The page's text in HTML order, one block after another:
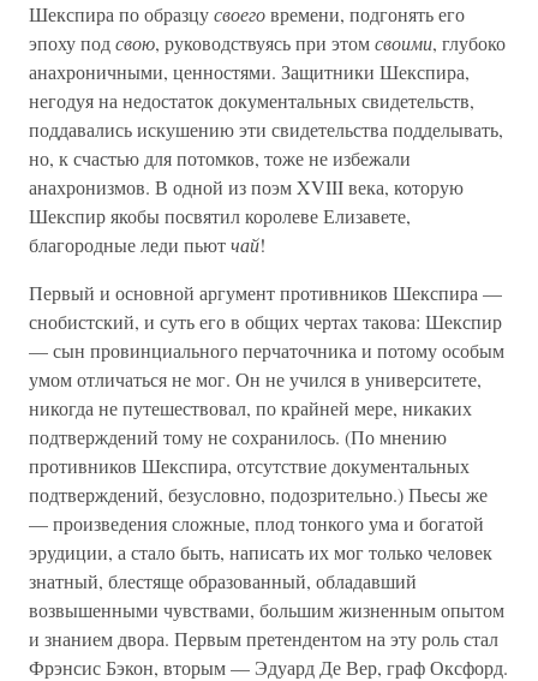
Шекспира по образцусвоеговремени, подгонять его
эпоху подсвою, руководствуясь при этомсвоими, глубоко
анахроничными, ценностями. Защитники Шекспира,
негодуя на недостаток документальных свидетельств,
поддавались искушению эти свидетельства подделывать,
но, к счастью для потомков, тоже не избежали
анахронизмов. В одной из поэм XVIII века, которую
Шекспир якобы посвятил королеве Елизавете,
благородные леди пьютчай!
Первый и основной аргумент противников Шекспира —
снобистский, и суть его в общих чертах такова: Шекспир
— сын провинциального перчаточника и потому особым
умом отличаться не мог. Он не учился в университете,
никогда не путешествовал, по крайней мере, никаких
подтверждений тому не сохранилось. (По мнению
противников Шекспира, отсутствие документальных
подтверждений, безусловно, подозрительно.) Пьесы же
— произведения сложные, плод тонкого ума и богатой
эрудиции, а стало быть, написать их мог только человек
знатный, блестяще образованный, обладавший
возвышенными чувствами, большим жизненным опытом
и знанием двора. Первым претендентом на эту роль стал
Фрэнсис Бэкон, вторым — Эдуард Де Вер, граф Оксфорд.